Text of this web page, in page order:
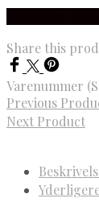
Share this
Varenummer
Previous
Next Product